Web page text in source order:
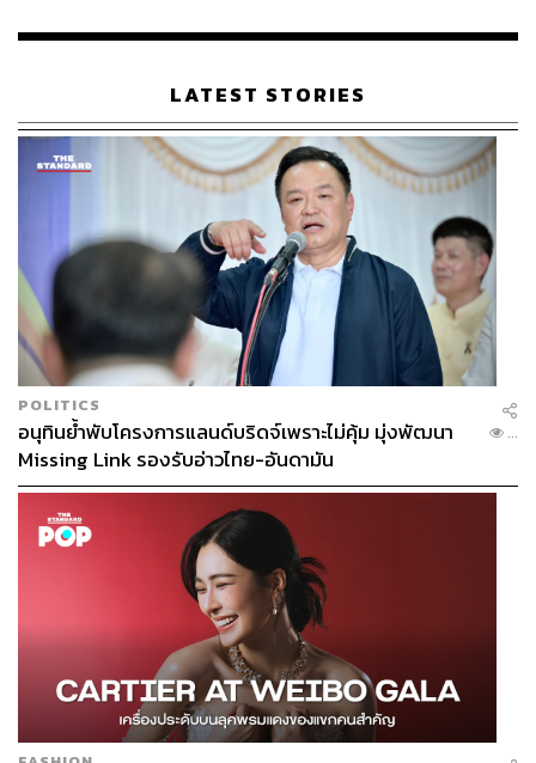
เรือนไทยที่ถูกซุกไว้
LATEST STORIES
POLITICS
อนุทินย้ำพับโครงการแลนด์บริดจ์เพราะไม่คุ้ม มุ่งพัฒนา
Missing Link รองรับอ่าวไทย-อันดามัน
...